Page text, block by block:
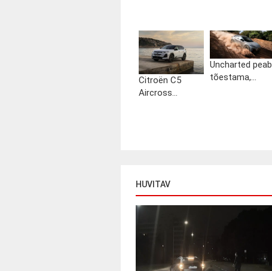
Citroën C5
Aircross...
Uncharted peab
tõestama,...
HUVITAV